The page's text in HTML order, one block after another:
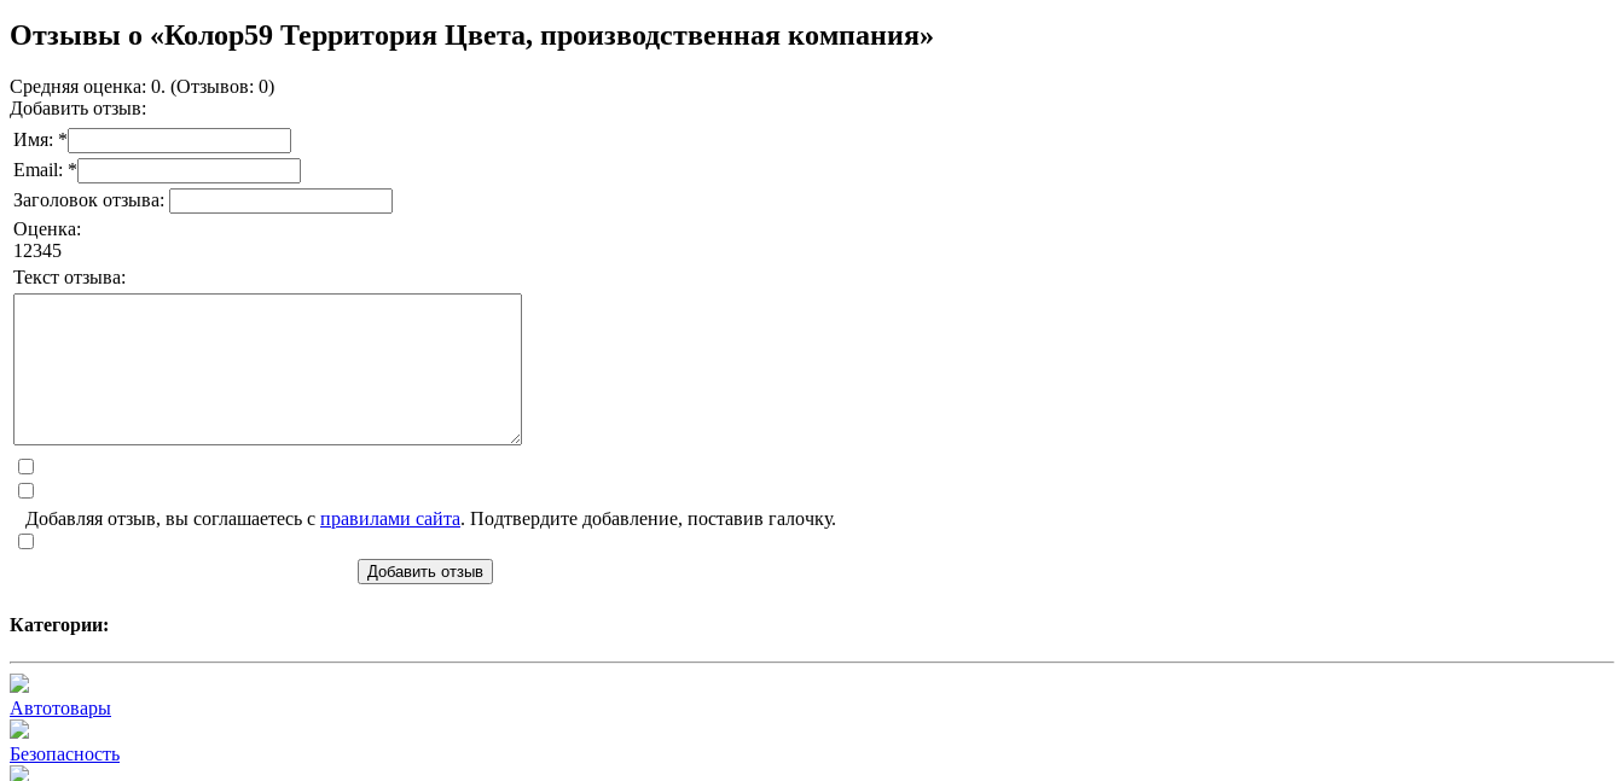
Отзывы о «Колор59 Территория Цвета, производственная компания»
Средняя оценка: 0. (Отзывов: 0)
Добавить отзыв:
Имя: *
Email: *
Заголовок отзыва:
Оценка:
1 2345
Текст отзыва:
Добавляя отзыв, вы соглашаетесь с правилами сайта. Подтвердите добавление, поставив галочку.
Добавить отзыв
Категории:
Автотовары
Безопасность